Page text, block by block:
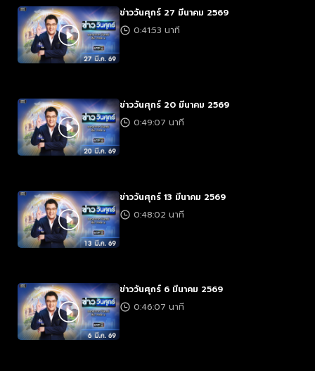
ข่าววันศุกร์ 27 มีนาคม 2569
0:41:53 นาที
ข่าววันศุกร์ 20 มีนาคม 2569
0:49:07 นาที
ข่าววันศุกร์ 13 มีนาคม 2569
0:48:02 นาที
ข่าววันศุกร์ 6 มีนาคม 2569
0:46:07 นาที